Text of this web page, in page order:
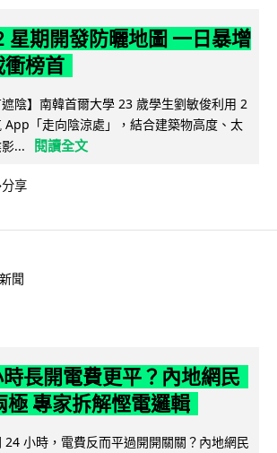
星期開發防曬地圖 一日暴增
衝榜首
遮陰】南韓首爾大學 23 歲學生劉敏俊利用 2
App「走向陰涼處」，結合建築物高度、太
...
閱讀全文
分享
聞
長開電費更平？內地網民
極 專家拆解慳電邏輯
24 小時，電費反而平過開開關關？內地網民